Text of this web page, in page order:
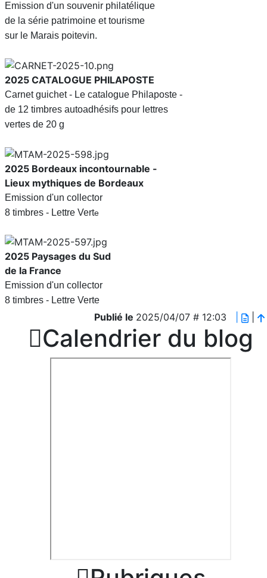
Emission d'un souvenir philatélique
de la série patrimoine et tourisme
sur le Marais poitevin.
2025 CATALOGUE PHILAPOSTE
Carnet guichet - Le catalogue Philaposte -
de 12 timbres autoadhésifs pour lettres
vertes de 20 g
2025 Bordeaux incontournable -
Lieux mythiques de Bordeaux
Emission d'un collector
8 timbres - Lettre Verte
2025 Paysages du Sud
de la France
Emission d'un collector
8 timbres - Lettre Verte
Publié le 2025/04/07 # 12:03
Calendrier du blog